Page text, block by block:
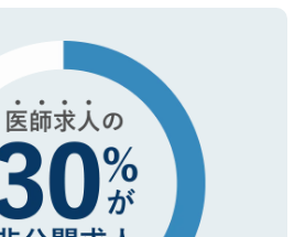
に関してもご安心ください。
ご登録ください。